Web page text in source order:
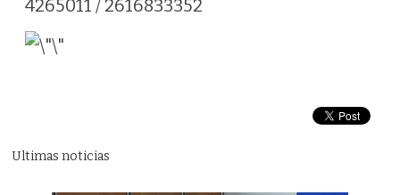
4265011 / 2616833352
Ultimas noticias